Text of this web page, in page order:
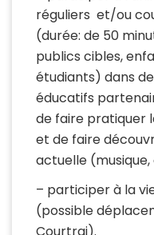
réguliers et/ou
(durée: de 50
publics cibles,
étudiants) dans
éducatifs
de faire pratiquer
et de faire
actuelle (musique,
– participer à la
(possible